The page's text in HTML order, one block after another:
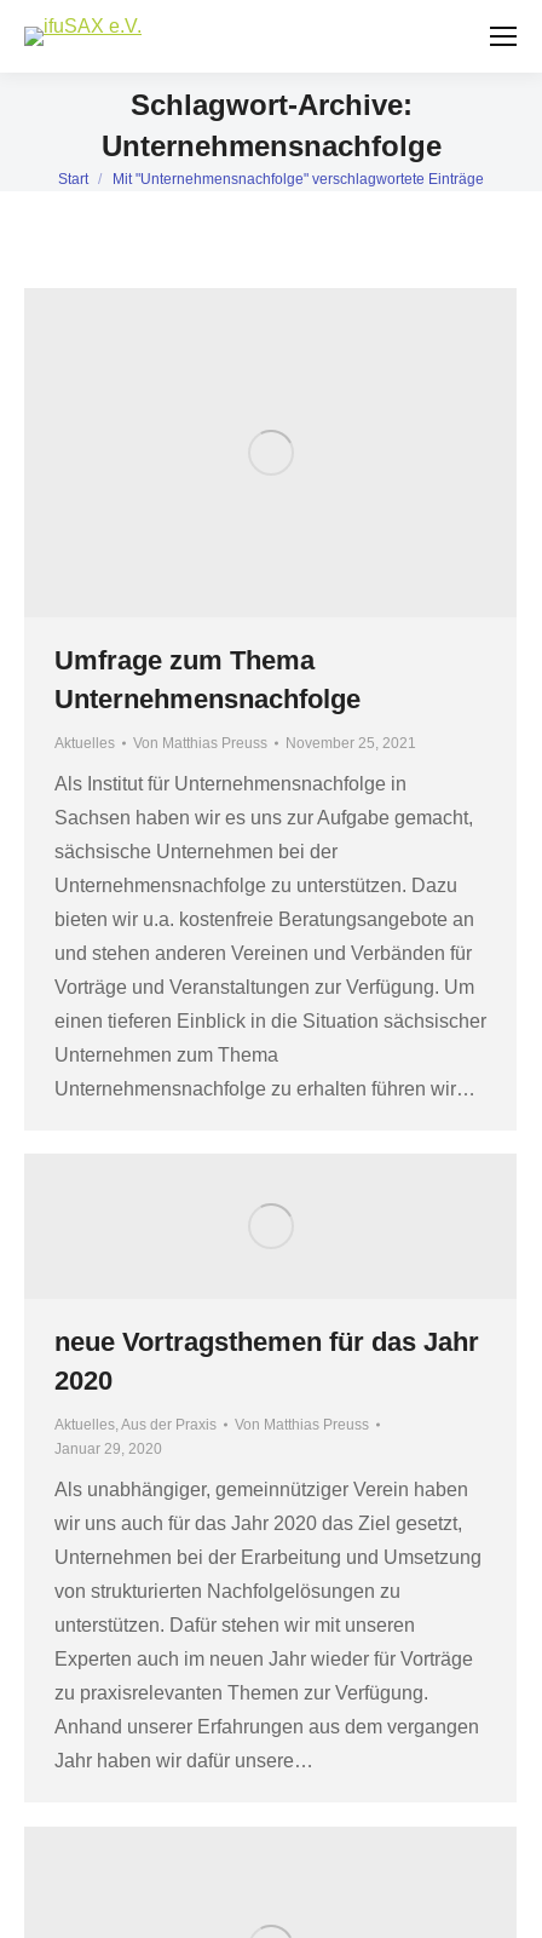
Schlagwort-Archive:
Unternehmensnachfolge
Sie befinden sich hier:
Start Mit "Unternehmensnachfolge" verschlagwortete Einträge
Umfrage zum Thema
Unternehmensnachfolge
Aktuelles Von Matthias Preuss November 25, 2021
Als Institut für Unternehmensnachfolge in
Sachsen haben wir es uns zur Aufgabe gemacht,
sächsische Unternehmen bei der
Unternehmensnachfolge zu unterstützen. Dazu
bieten wir u.a. kostenfreie Beratungsangebote an
und stehen anderen Vereinen und Verbänden für
Vorträge und Veranstaltungen zur Verfügung. Um
einen tieferen Einblick in die Situation sächsischer
Unternehmen zum Thema
Unternehmensnachfolge zu erhalten führen wir…
neue Vortragsthemen für das Jahr
2020
Aktuelles, Aus der Praxis Von Matthias Preuss
Januar 29, 2020
Als unabhängiger, gemeinnütziger Verein haben
wir uns auch für das Jahr 2020 das Ziel gesetzt,
Unternehmen bei der Erarbeitung und Umsetzung
von strukturierten Nachfolgelösungen zu
unterstützen. Dafür stehen wir mit unseren
Experten auch im neuen Jahr wieder für Vorträge
zu praxisrelevanten Themen zur Verfügung.
Anhand unserer Erfahrungen aus dem vergangen
Jahr haben wir dafür unsere…